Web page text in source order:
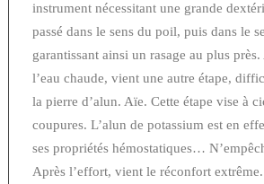
instrument nécessitant une grande
passé dans le sens du poil, puis dans le
garantissant ainsi un rasage au plus
l’eau chaude, vient une autre étape,
la pierre d’alun. Aïe. Cette étape vise à
coupures. L’alun de potassium est en
ses propriétés hémostatiques…
Après l’effort, vient le réconfort